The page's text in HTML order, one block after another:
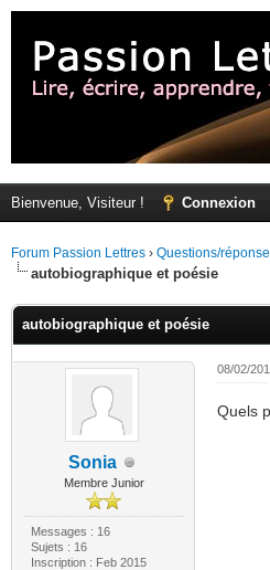
Bienvenue, Visiteur ! Connexion
Forum Passion Lettres › Questions/
autobiographique et poésie
autobiographique et poésie
Sonia
Membre Junior
Messages : 16
Sujets : 16
Inscription : Feb 2015
08/02/
Quels